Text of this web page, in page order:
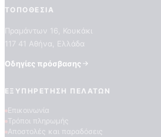
ΕΠΕΞΗΓΗΣΗ ΣΥΜΒΟΛΩΝ
ΤΟΠΟΘΕΣΊΑ
Πραμάντων 16, Κουκάκι
117 41 Αθήνα, Ελλάδα
Οδηγίες πρόσβασης
ΕΞΥΠΗΡΈΤΗΣΗ ΠΕΛΑΤΏΝ
Επικοινωνία
Τρόποι πληρωμής
Αποστολές και παραδόσεις